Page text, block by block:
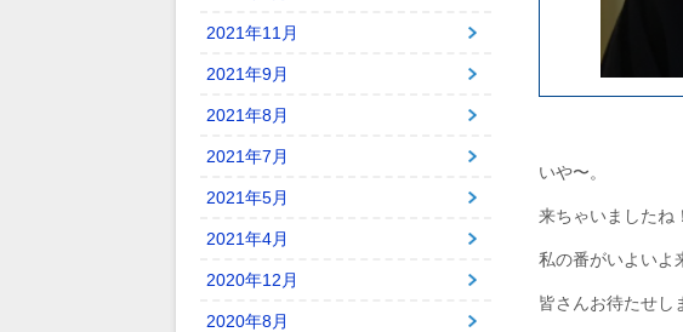
いや〜。
来ちゃいましたね！
私の番がいよいよ
皆さんお待たせし
2021年11月
2021年9月
2021年8月
2021年7月
2021年5月
2021年4月
2020年12月
2020年8月